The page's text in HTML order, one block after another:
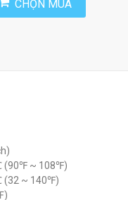
CHỌN MUA
(90℉ ~ 108℉)
(32 ~ 140℉)